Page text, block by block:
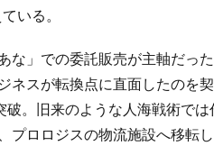
いる。
な」での委託販売が主軸だっ
ネスが転換点に直面したのを
破。旧来のような人海戦術で
プロロジスの物流施設へ移転